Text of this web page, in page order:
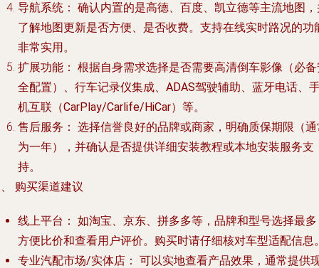
导航系统： 确认内置的是高德、百度、凯立德等主流地图
了解地图更新是否方便、是否收费。支持在线实时路况的功
非常实用。
扩展功能： 根据自身需求选择是否需要高清倒车影像 （必
全配置）、 行车记录仪集成、 ADAS驾驶辅助、 蓝牙电话、
机互联（CarPlay/Carlife/HiCar） 等。
售后服务： 选择信誉良好的品牌或商家，明确质保期限（
为一年），并确认是否提供详细安装教程或本地安装服务支
持。
购买渠道建议
线上平台： 如淘宝、京东、拼多多等，品牌和型号选择最
方便比价和查看用户评价。购买时请仔细核对车型适配信息
专业汽配市场/实体店： 可以实地查看产品效果，通常提供